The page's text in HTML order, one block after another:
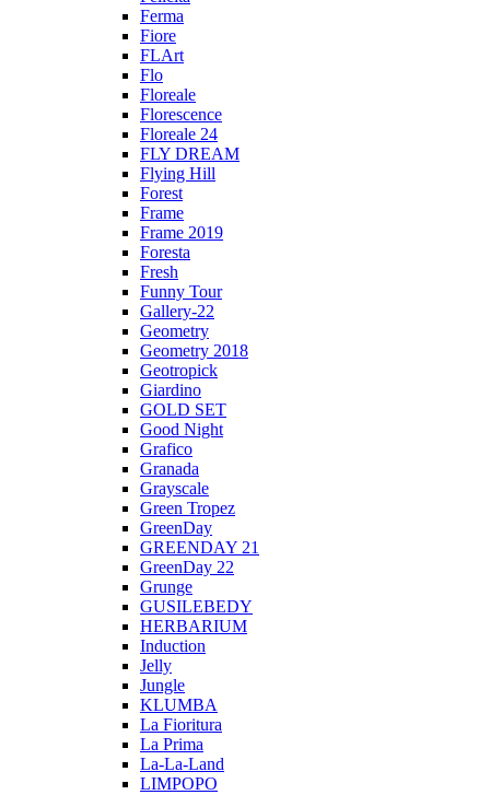
Ferma
Fiore
FLArt
Flo
Floreale
Florescence
Floreale 24
FLY DREAM
Flying Hill
Forest
Frame
Frame 2019
Foresta
Fresh
Funny Tour
Gallery-22
Geometry
Geometry 2018
Geotropick
Giardino
GOLD SET
Good Night
Grafico
Granada
Grayscale
Green Tropez
GreenDay
GREENDAY 21
GreenDay 22
Grunge
GUSILEBEDY
HERBARIUM
Induction
Jelly
Jungle
KLUMBA
La Fioritura
La Prima
La-La-Land
LIMPOPO